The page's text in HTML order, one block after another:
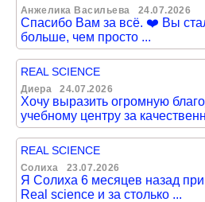
Анжелика Васильева 24.07.2026
Спасибо Вам за всё. ❤️ Вы
больше, чем просто ...
REAL SCIENCE
Диера 24.07.2026
Хочу выразить огромную
учебному центру за
REAL SCIENCE
Солиха 23.07.2026
Я Солиха 6 месяцев назад
Real science и за столько ...